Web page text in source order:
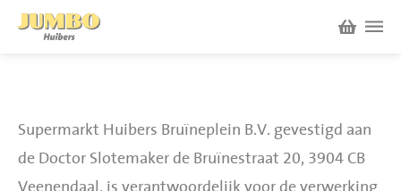
P.W.A. Park
Bruïneplein
Nieuws
Supermarkt Huibers Bruïneplein B.V. gevestigd aan
de Doctor Slotemaker de Bruïnestraat 20, 3904 CB
Veenendaal, is verantwoordelijk voor de verwerking